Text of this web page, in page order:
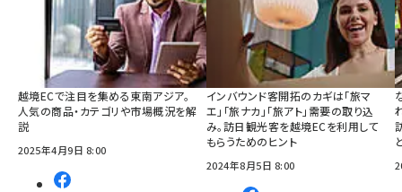
越境ECで注目を集める東南アジア。
人気の商品・カテゴリや市場概況を解
説
2025年4月9日 8:00
インバウンド客開拓のカギは「旅マ
エ」「旅ナカ」「旅アト」需要の取り込
み。訪日観光客を越境ECを利用して
もらうためのヒント
2024年8月5日 8:00